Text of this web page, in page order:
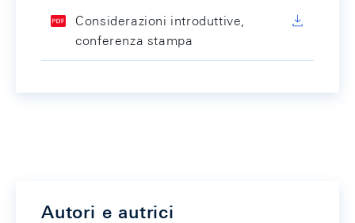
Considerazioni introduttive,
conferenza stampa
Autori e autrici